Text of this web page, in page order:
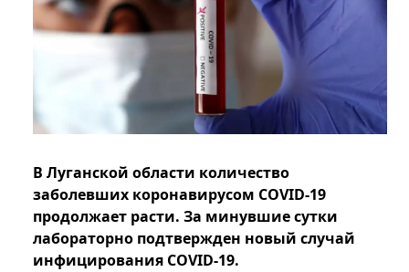
В Луганской области количество
заболевших коронавирусом COVID-19
продолжает расти. За минувшие сутки
лабораторно подтвержден новый случай
инфицирования COVID-19.